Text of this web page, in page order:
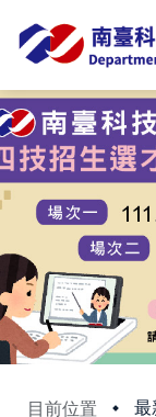
目前位置 最